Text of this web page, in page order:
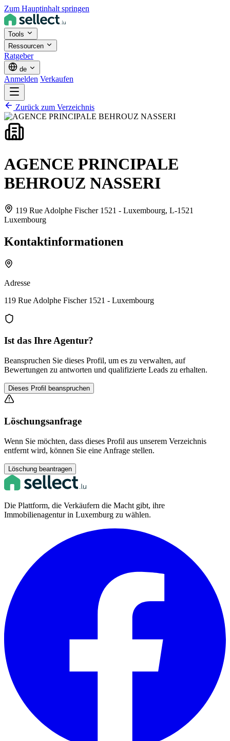
Zum Hauptinhalt springen
Tools
Ressourcen
Ratgeber
de
Anmelden Verkaufen
Zurück zum Verzeichnis
AGENCE PRINCIPALE
BEHROUZ NASSERI
119 Rue Adolphe Fischer 1521 - Luxembourg, L-1521
Luxembourg
Kontaktinformationen
Adresse
119 Rue Adolphe Fischer 1521 - Luxembourg
Ist das Ihre Agentur?
Beanspruchen Sie dieses Profil, um es zu verwalten, auf
Bewertungen zu antworten und qualifizierte Leads zu erhalten.
Dieses Profil beanspruchen
Löschungsanfrage
Wenn Sie möchten, dass dieses Profil aus unserem Verzeichnis
entfernt wird, können Sie eine Anfrage stellen.
Löschung beantragen
Die Plattform, die Verkäufern die Macht gibt, ihre
Immobilienagentur in Luxemburg zu wählen.